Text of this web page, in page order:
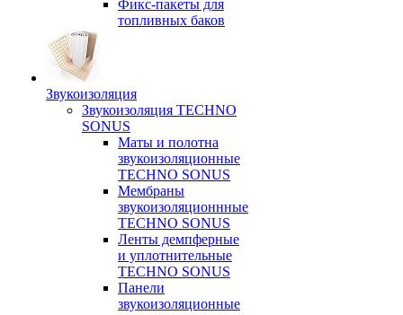
Фикс-пакеты для
топливных баков
Звукоизоляция
Звукоизоляция TECHNO
SONUS
Маты и полотна
звукоизоляционные
TECHNO SONUS
Мембраны
звукоизоляционнные
TECHNO SONUS
Ленты демпферные
и уплотнительные
TECHNO SONUS
Панели
звукоизоляционные